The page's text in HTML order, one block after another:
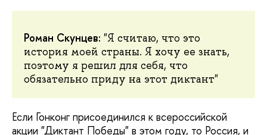
Роман Скунцев: "Я считаю, что это
история моей страны. Я хочу ее знать,
поэтому я решил для себя, что
обязательно приду на этот диктант"
Если Гонконг присоединился к всероссийской
акции "Диктант Победы" в этом году, то Россия, и